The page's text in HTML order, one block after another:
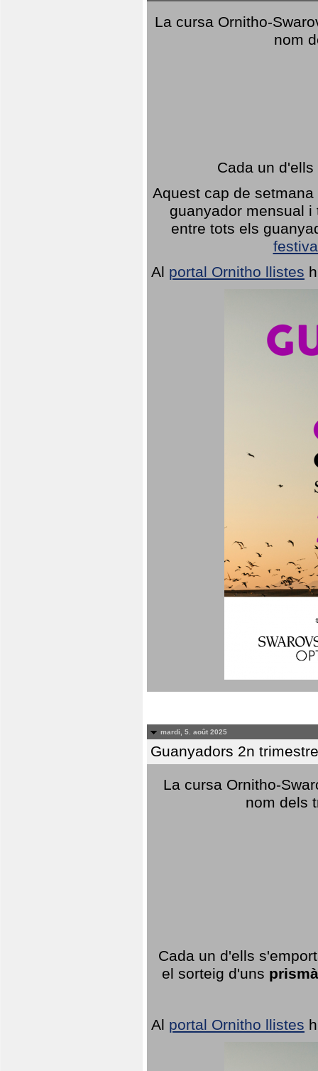
La cursa Ornitho-
nom
Cada un
Aquest cap de
guanyador mensual
entre tots els
Al portal Ornitho llistes
mardi, 5. août 2025
Guanyadors 2n
La cursa Ornitho-
nom dels
Cada un d'ells
el sorteig d'uns
Al portal Ornitho llistes